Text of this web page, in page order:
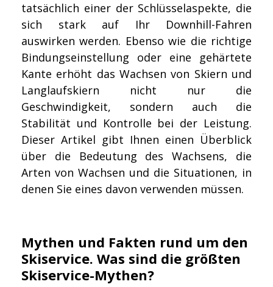
tatsächlich einer der Schlüsselaspekte, die
sich stark auf Ihr Downhill-Fahren
auswirken werden. Ebenso wie die richtige
Bindungseinstellung oder eine gehärtete
Kante erhöht das Wachsen von Skiern und
Langlaufskiern nicht nur die
Geschwindigkeit, sondern auch die
Stabilität und Kontrolle bei der Leistung.
Dieser Artikel gibt Ihnen einen Überblick
über die Bedeutung des Wachsens, die
Arten von Wachsen und die Situationen, in
denen Sie eines davon verwenden müssen.
Mythen und Fakten rund um den
Skiservice. Was sind die größten
Skiservice-Mythen?